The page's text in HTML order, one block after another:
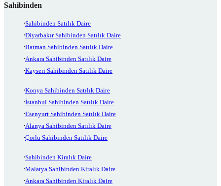
Sahibinden
Sahibinden Satılık Daire
Diyarbakır Sahibinden Satılık Daire
Batman Sahibinden Satılık Daire
Ankara Sahibinden Satılık Daire
Kayseri Sahibinden Satılık Daire
Konya Sahibinden Satılık Daire
İstanbul Sahibinden Satılık Daire
Esenyurt Sahibinden Satılık Daire
Alanya Sahibinden Satılık Daire
Çorlu Sahibinden Satılık Daire
Sahibinden Kiralık Daire
Malatya Sahibinden Kiralık Daire
Ankara Sahibinden Kiralık Daire